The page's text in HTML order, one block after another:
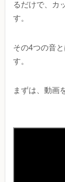
るだけで、カ
す。
その4つの音と
す。
まずは、動画